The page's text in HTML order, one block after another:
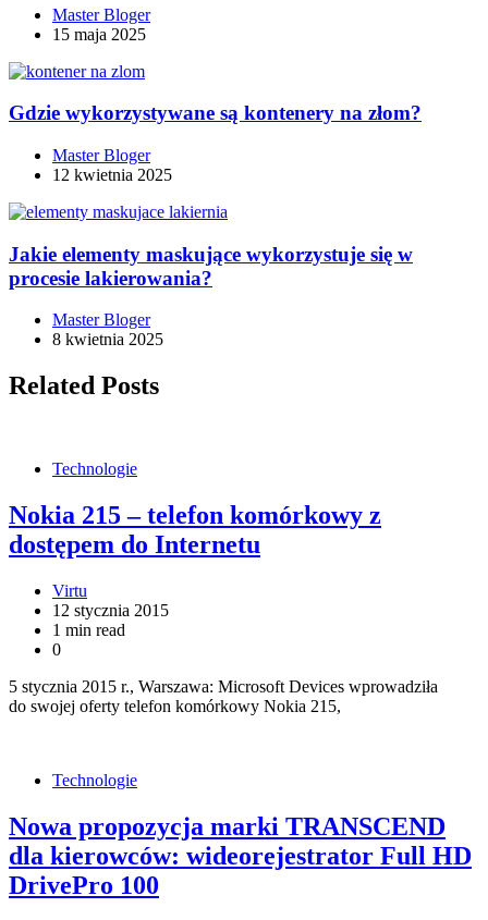
Master Bloger
15 maja 2025
Gdzie wykorzystywane są kontenery na złom?
Master Bloger
12 kwietnia 2025
Jakie elementy maskujące wykorzystuje się w
procesie lakierowania?
Master Bloger
8 kwietnia 2025
Related Posts
Technologie
Nokia 215 – telefon komórkowy z
dostępem do Internetu
Virtu
12 stycznia 2015
1 min read
0
5 stycznia 2015 r., Warszawa: Microsoft Devices wprowadziła
do swojej oferty telefon komórkowy Nokia 215,
Technologie
Nowa propozycja marki TRANSCEND
dla kierowców: wideorejestrator Full HD
DrivePro 100